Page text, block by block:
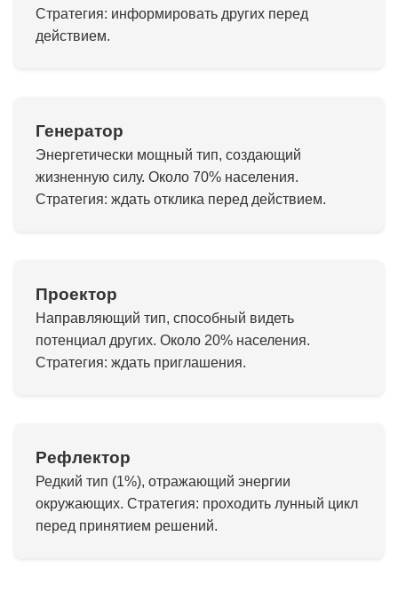
Стратегия: информировать других перед
действием.
Генератор
Энергетически мощный тип, создающий
жизненную силу. Около 70% населения.
Стратегия: ждать отклика перед действием.
Проектор
Направляющий тип, способный видеть
потенциал других. Около 20% населения.
Стратегия: ждать приглашения.
Рефлектор
Редкий тип (1%), отражающий энергии
окружающих. Стратегия: проходить лунный цикл
перед принятием решений.